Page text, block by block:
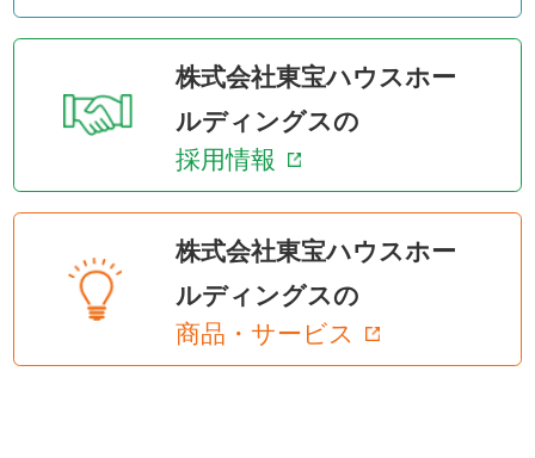
株式会社東宝ハウスホー
ルディングスの
採用情報
株式会社東宝ハウスホー
ルディングスの
商品・サービス